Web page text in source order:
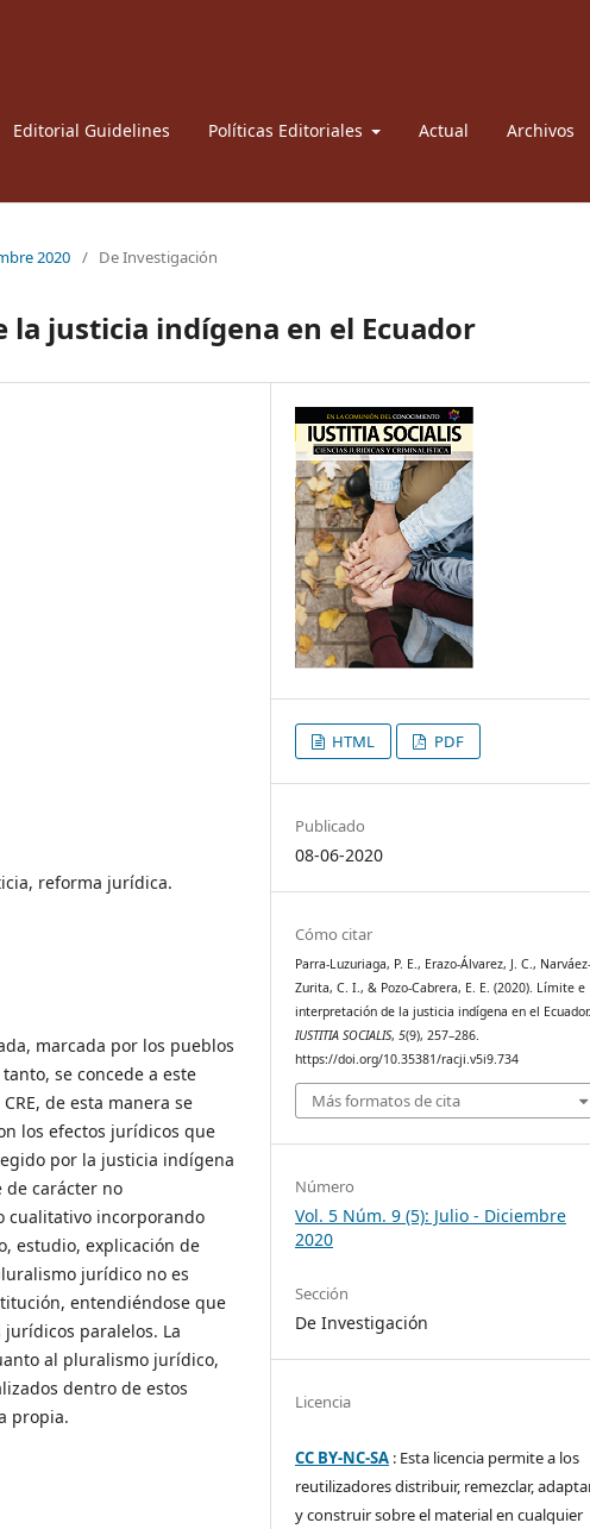
Editorial Guidelines Políticas Editoriales Actual Archivos
2020 / De Investigación
justicia indígena en el Ecuador
reforma jurídica.
marcada por los pueblos
se concede a este
de esta manera se
los efectos jurídicos que
por la justicia indígena
de carácter no
cualitativo incorporando
estudio, explicación de
jurídico no es
entendiéndose que
paralelos. La
al pluralismo jurídico,
dentro de estos
propia.
HTML PDF
Publicado
08-06-2020
Cómo citar
Parra-Luzuriaga, P. E., Erazo-Álvarez, J. C., Narváez-
Zurita, C. I., & Pozo-Cabrera, E. E. (2020). Límite e
interpretación de la justicia indígena en el Ecuador.
IUSTITIA SOCIALIS,5(9), 257–286.
https://doi.org/10.35381/racji.v5i9.734
Más formatos de cita
Número
Vol. 5 Núm. 9 (5): Julio - Diciembre
2020
Sección
De Investigación
Licencia
CC BY-NC-SA : Esta licencia permite a los
reutilizadores distribuir, remezclar,
y construir sobre el material en cualquier